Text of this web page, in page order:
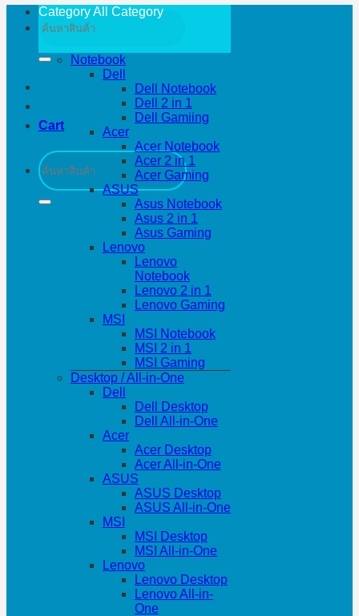
Search
for:
Cart
Search
for:
Category All Category
Notebook
Dell
Dell Notebook
Dell 2 in 1
Dell Gamiing
Acer
Acer Notebook
Acer 2 in 1
Acer Gaming
ASUS
Asus Notebook
Asus 2 in 1
Asus Gaming
Lenovo
Lenovo
Notebook
Lenovo 2 in 1
Lenovo Gaming
MSI
MSI Notebook
MSI 2 in 1
MSI Gaming
Desktop / All-in-One
Dell
Dell Desktop
Dell All-in-One
Acer
Acer Desktop
Acer All-in-One
ASUS
ASUS Desktop
ASUS All-in-One
MSI
MSI Desktop
MSI All-in-One
Lenovo
Lenovo Desktop
Lenovo All-in-
One